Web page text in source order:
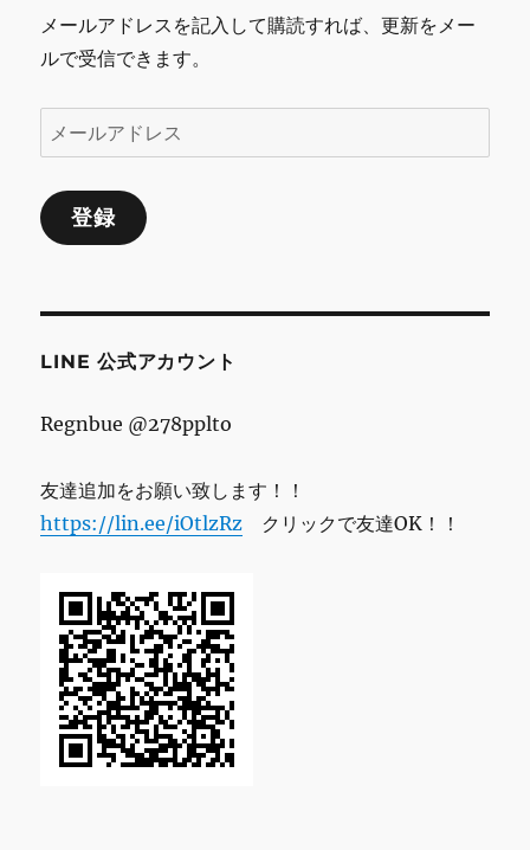
メールアドレスを記入して購読すれば、更新をメー
ルで受信できます。
ー
ル
ア
ス
登録
LINE 公式アカウント
Regnbue @278pplto
友達追加をお願い致します！！
https://lin.ee/iOtlzRz クリックで友達OK！！